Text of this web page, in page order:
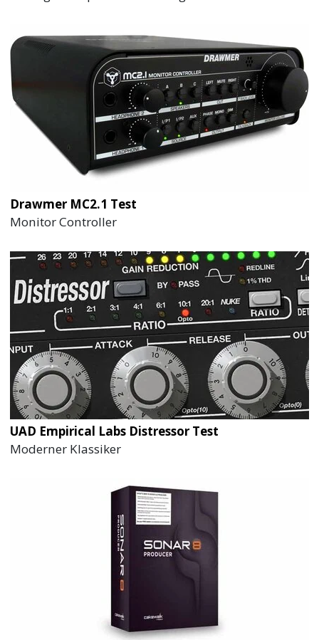
Drawmer MC2.1 Test
Monitor Controller
UAD Empirical Labs Distressor Test
Moderner Klassiker